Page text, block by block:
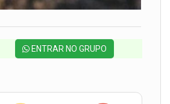
ENTRAR NO GRUPO